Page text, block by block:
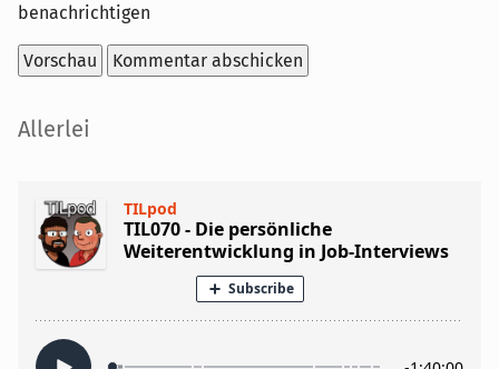
benachrichtigen
Seitenleiste
Allerlei